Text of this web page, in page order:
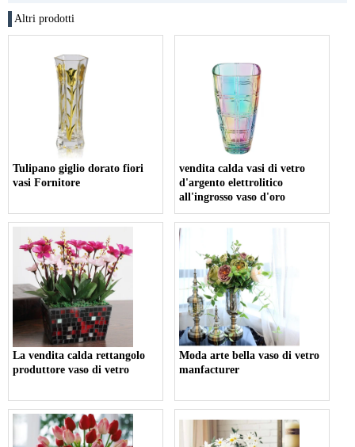
Altri prodotti
Tulipano giglio dorato fiori
vasi Fornitore
vendita calda vasi di vetro
d'argento elettrolitico
all'ingrosso vaso d'oro
La vendita calda rettangolo
produttore vaso di vetro
Moda arte bella vaso di vetro
manfacturer